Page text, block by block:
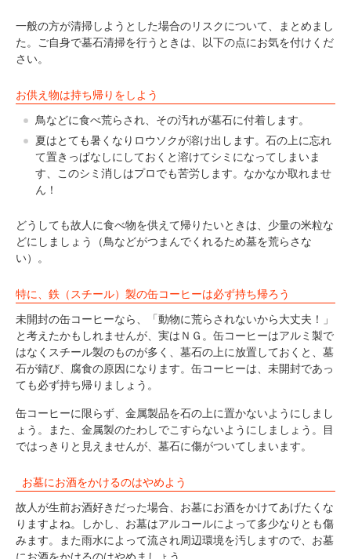
一般の方が清掃しようとした場合のリスクについて、まとめまし
た。ご自身で墓石清掃を行うときは、以下の点にお気を付けくだ
さい。
お供え物は持ち帰りをしよう
鳥などに食べ荒らされ、その汚れが墓石に付着します。
夏はとても暑くなりロウソクが溶け出します。石の上に忘れ
て置きっぱなしにしておくと溶けてシミになってしまいま
す、このシミ消しはプロでも苦労します。なかなか取れませ
ん！
どうしても故人に食べ物を供えて帰りたいときは、少量の米粒な
どにしましょう（鳥などがつまんでくれるため墓を荒らさな
い）。
特に、鉄（スチール）製の缶コーヒーは必ず持ち帰ろう
未開封の缶コーヒーなら、「動物に荒らされないから大丈夫！」
と考えたかもしれませんが、実はＮＧ。缶コーヒーはアルミ製で
はなくスチール製のものが多く、墓石の上に放置しておくと、墓
石が錆び、腐食の原因になります。缶コーヒーは、未開封であっ
ても必ず持ち帰りましょう。
缶コーヒーに限らず、金属製品を石の上に置かないようにしまし
ょう。また、金属製のたわしでこすらないようにしましょう。目
ではっきりと見えませんが、墓石に傷がついてしまいます。
お墓にお酒をかけるのはやめよう
故人が生前お酒好きだった場合、お墓にお酒をかけてあげたくな
りますよね。しかし、お墓はアルコールによって多少なりとも傷
みます。また雨水によって流され周辺環境を汚しますので、お墓